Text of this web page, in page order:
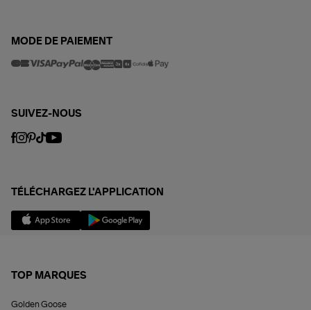
MODE DE PAIEMENT
SUIVEZ-NOUS
TÉLÉCHARGEZ L'APPLICATION
TOP MARQUES
Golden Goose